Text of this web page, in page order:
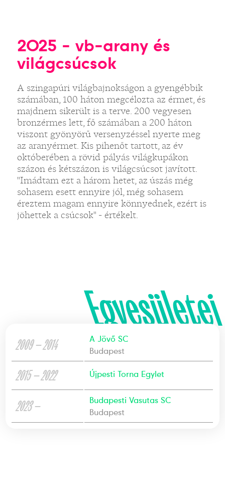
2025 - vb-arany és
világcsúcsok
A szingapúri világbajnokságon a gyengébbik
számában, 100 háton megcélozta az érmet, és
majdnem sikerült is a terve. 200 vegyesen
bronzérmes lett, fő számában a 200 háton
viszont gyönyörű versenyzéssel nyerte meg
az aranyérmet. Kis pihenőt tartott, az év
októberében a rövid pályás világkupákon
százon és kétszázon is világcsúcsot javított.
"Imádtam ezt a három hetet, az úszás még
sohasem esett ennyire jól, még sohasem
éreztem magam ennyire könnyednek, ezért is
jöhettek a csúcsok" - értékelt.
Egyesületei
2009 — 2014
A Jövő SC
Budapest
2015 — 2022 Újpesti Torna Egylet
2023 —
Budapesti Vasutas SC
Budapest